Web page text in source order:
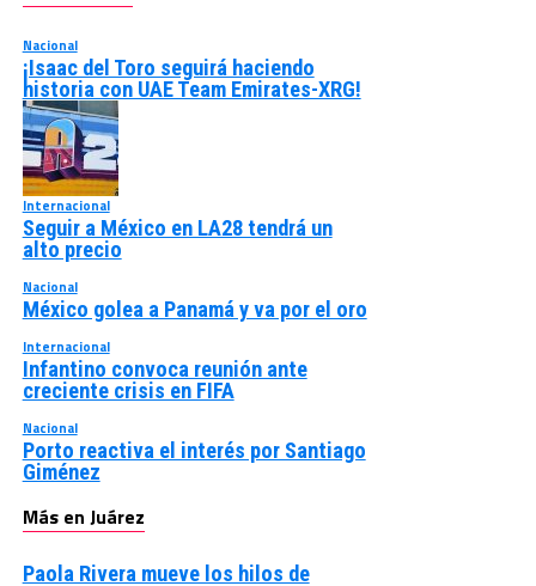
Nacional
¡Isaac del Toro seguirá haciendo
historia con UAE Team Emirates-XRG!
Internacional
Seguir a México en LA28 tendrá un
alto precio
Nacional
México golea a Panamá y va por el oro
Internacional
Infantino convoca reunión ante
creciente crisis en FIFA
Nacional
Porto reactiva el interés por Santiago
Giménez
Más en Juárez
Paola Rivera mueve los hilos de